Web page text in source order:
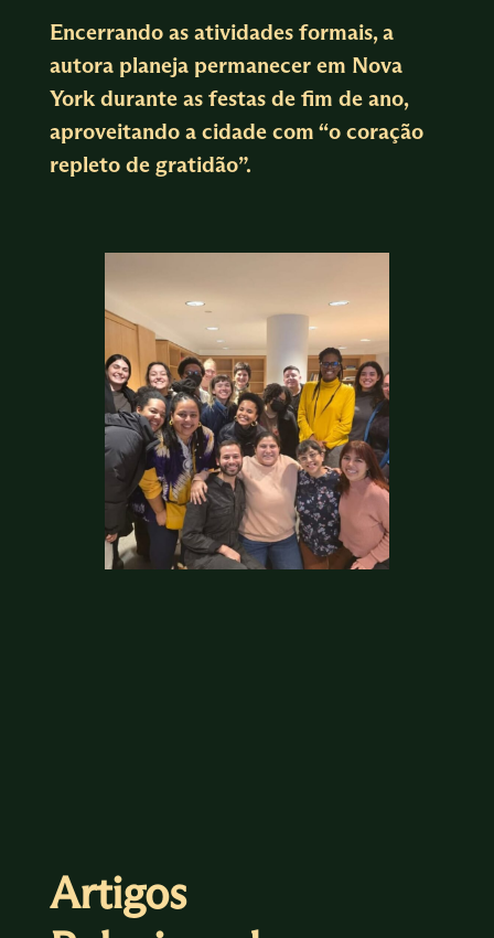
Encerrando as atividades formais, a
autora planeja permanecer em Nova
York durante as festas de fim de ano,
aproveitando a cidade com “o coração
repleto de gratidão”.
Artigos